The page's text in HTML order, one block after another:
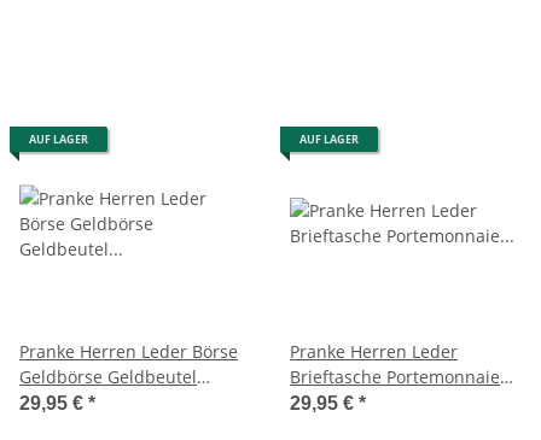
AUF LAGER
Pranke Herren Leder Börse
Geldbörse Geldbeutel
Brieftasche Portemonnaie
29,95 € *
AUF LAGER
Pranke Herren Leder
Brieftasche Portemonnaie
Geldbörse Geldbeutel Börse
29,95 € *